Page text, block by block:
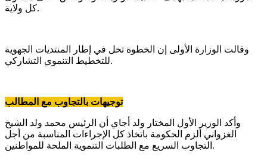
كل ولاية.
وقالت الوزارة الأولى إن الخطوة تخل في إطار المنتديات الجهوية
للتخطيط التنموي التشاركي.
توجيهات بالتجاوب مع المطالب
وأكد الوزير الأول المختار ولد أجاي أن الرئيس محمد ولد الشيخ
الغزواني ألزم الحكومة باتخاذ كل الإجراءات المناسبة من أجل
التجاوب السريع مع الطلبات التنموية الملحة للمواطنين.